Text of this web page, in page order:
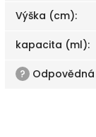
Výška (cm):
kapacita (ml):
?